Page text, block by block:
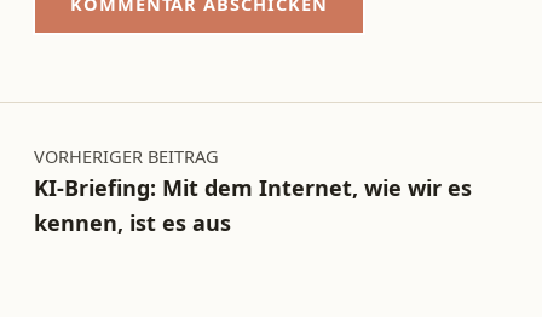
Beitragsnavigation
VORHERIGER BEITRAG
KI-Briefing: Mit dem Internet, wie wir es
kennen, ist es aus